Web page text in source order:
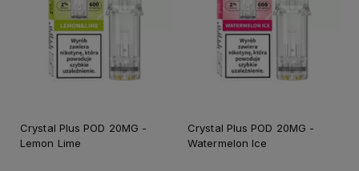
Crystal Plus POD 20MG -
Lemon Lime
Crystal Plus POD 20MG -
Watermelon Ice